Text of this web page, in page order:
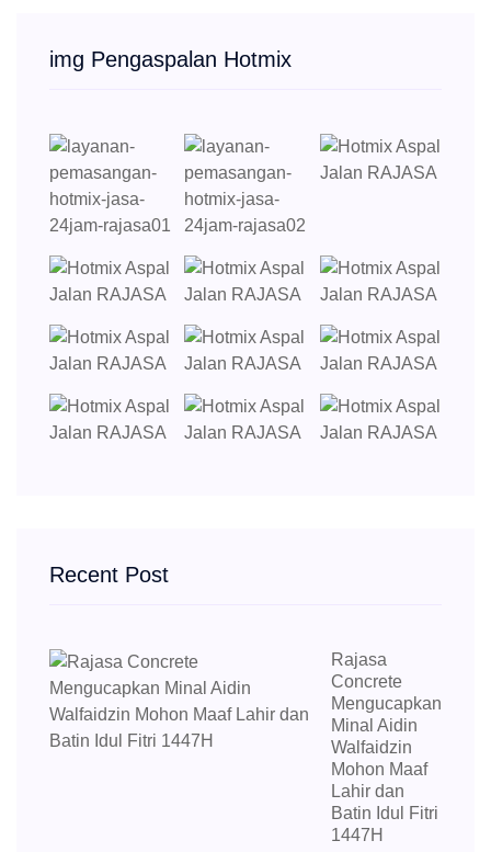
img Pengaspalan Hotmix
Recent Post
Rajasa
Concrete
Mengucapkan
Minal Aidin
Walfaidzin
Mohon Maaf
Lahir dan
Batin Idul Fitri
1447H